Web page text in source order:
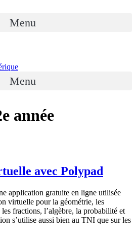
Menu
Menu
année
avec Polypad
application gratuite en ligne utilisée
virtuelle pour la géométrie, les
fractions, l’algèbre, la probabilité et
s’utilise aussi bien au TNI que sur les